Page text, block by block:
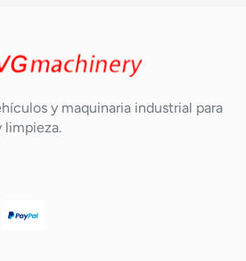
y maquinaria industrial para
limpieza.